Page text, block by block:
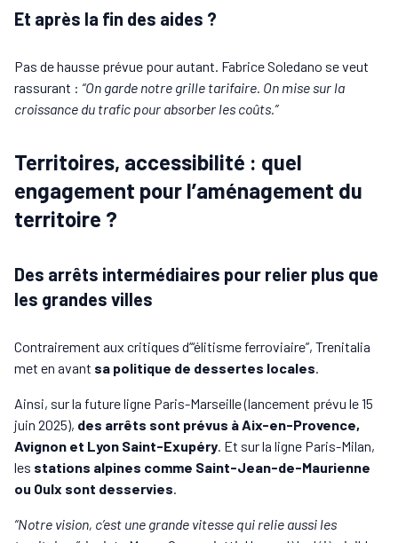
Et après la fin des aides ?
Pas de hausse prévue pour autant. Fabrice Soledano se veut
rassurant : “On garde notre grille tarifaire. On mise sur la
croissance du trafic pour absorber les coûts.”
Territoires, accessibilité : quel
engagement pour l’aménagement du
territoire ?
Des arrêts intermédiaires pour relier plus que
les grandes villes
Contrairement aux critiques d’“élitisme ferroviaire”, Trenitalia
met en avant sa politique de dessertes locales.
Ainsi, sur la future ligne Paris-Marseille (lancement prévu le 15
juin 2025), des arrêts sont prévus à Aix-en-Provence,
Avignon et Lyon Saint-Exupéry. Et sur la ligne Paris-Milan,
les stations alpines comme Saint-Jean-de-Maurienne
ou Oulx sont desservies.
“Notre vision, c’est une grande vitesse qui relie aussi les